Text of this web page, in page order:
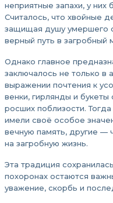
неприятные запахи, у них
Считалось, что хвойные
защищая душу умершего
верный путь в загробный
Однако главное
заключалось не только в
выражении почтения к
венки, гирлянды и букеты
росших поблизости.
имели своё особое
вечную память, другие —
на загробную жизнь.
Эта традиция
похоронах остаются
уважение, скорбь и